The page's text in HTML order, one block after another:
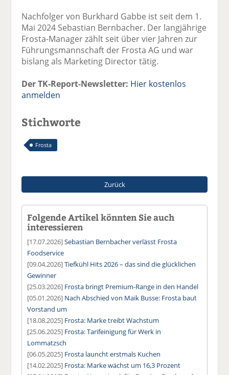
Nachfolger von Burkhard Gabbe ist seit dem 1.
Mai 2024 Sebastian Bernbacher. Der langjährige
Frosta-Manager zählt seit über vier Jahren zur
Führungsmannschaft der Frosta AG und war
bislang als Marketing Director tätig.
Der TK-Report-Newsletter: Hier kostenlos
anmelden
Stichworte
Frosta
Zurück
Folgende Artikel könnten Sie auch
interessieren
[17.07.2026]Sebastian Bernbacher verlässt Frosta
Foodservice
[09.04.2026]Tiefkühl Hits 2026 – das sind die glücklichen
Gewinner
[25.03.2026] Frosta bringt Premium-Range in den Handel
[05.01.2026] Nach Abschied von Maik Busse: Frosta baut
Vorstand um
[18.08.2025] Frosta: Marke treibt Wachstum
[25.06.2025] Frosta: Tarifeinigung für Werk in
Lommatzsch
[06.05.2025] Frosta launcht erstmals Kuchen
[14.02.2025] Frosta: Marke wächst um 16,3 Prozent